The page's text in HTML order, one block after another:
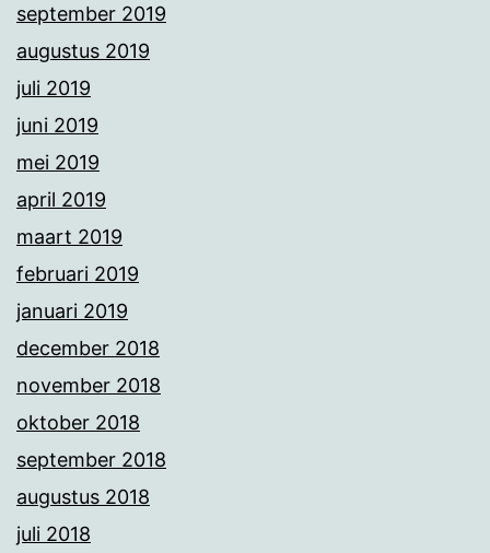
september 2019
augustus 2019
juli 2019
juni 2019
mei 2019
april 2019
maart 2019
februari 2019
januari 2019
december 2018
november 2018
oktober 2018
september 2018
augustus 2018
juli 2018